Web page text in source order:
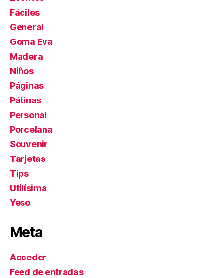
Fáciles
General
Goma Eva
Madera
Niños
Páginas
Pátinas
Personal
Porcelana
Souvenir
Tarjetas
Tips
Utilísima
Yeso
Meta
Acceder
Feed de entradas